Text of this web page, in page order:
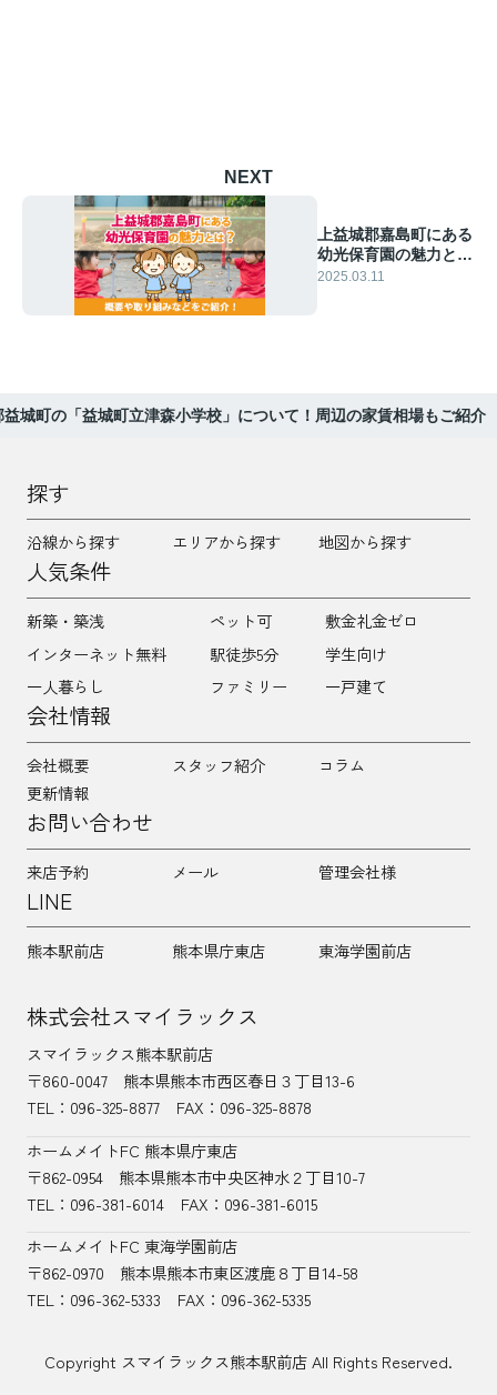
NEXT
上益城郡嘉島町にある
幼光保育園の魅力と
は？概要や取り組みな
2025.03.11
益城町の「益城町立津森小学校」について！周辺の家賃相場もご紹介
探す
沿線から探す エリアから探す 地図から探す
人気条件
新築・築浅 ペット可
敷金礼金ゼロ
インターネット無料
駅徒歩5分
学生向け
一人暮らし
ファミリー 一戸建て
会社情報
会社概要 スタッフ紹介
コラム
更新情報
お問い合わせ
来店予約 メール 管理会社様
LINE
熊本駅前店 熊本県庁東店 東海学園前店
株式会社スマイラックス
スマイラックス熊本駅前店
〒860-0047
熊本県熊本市西区春日３丁目13-6
TEL： 096-325-8877
FAX：096-325-8878
ホームメイトFC 熊本県庁東店
〒862-0954
熊本県熊本市中央区神水２丁目10-7
TEL：096-381-6014
FAX：096-381-6015
ホームメイトFC 東海学園前店
〒862-0970
熊本県熊本市東区渡鹿８丁目14-58
TEL： 096-362-5333 FAX：096-362-5335
Copyright スマイラックス熊本駅前店 All Rights Reserved.